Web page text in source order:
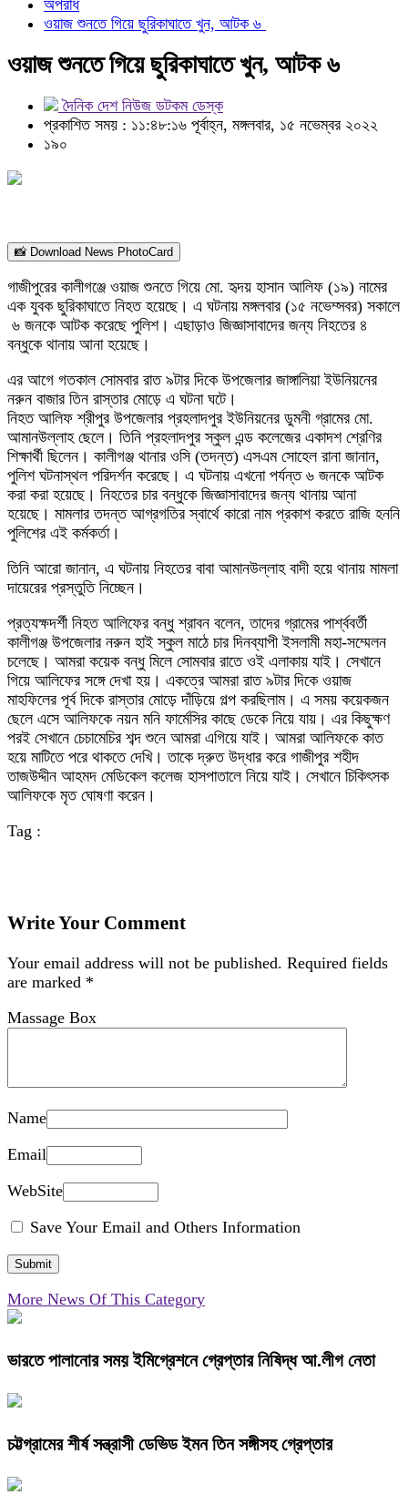
অপরাধ
ওয়াজ শুনতে গিয়ে ছুরিকাঘাতে খুন, আটক ৬
ওয়াজ শুনতে গিয়ে ছুরিকাঘাতে খুন, আটক ৬
দৈনিক দেশ নিউজ ডটকম ডেস্ক
প্রকাশিত সময় : ১১:৪৮:১৬ পূর্বাহ্ন, মঙ্গলবার, ১৫ নভেম্বর ২০২২
১৯০
📸 Download News PhotoCard
গাজীপুরের কালীগঞ্জে ওয়াজ শুনতে গিয়ে মো. হৃদয় হাসান আলিফ (১৯) নামের
এক যুবক ছুরিকাঘাতে নিহত হয়েছে। এ ঘটনায় মঙ্গলবার (১৫ নভেম্সবর) সকালে
৬ জনকে আটক করেছে পুলিশ। এছাড়াও জিজ্ঞাসাবাদের জন্য নিহতের ৪
বন্ধুকে থানায় আনা হয়েছে।
এর আগে গতকাল সোমবার রাত ৯টার দিকে উপজেলার জাঙ্গালিয়া ইউনিয়নের
নরুন বাজার তিন রাস্তার মোড়ে এ ঘটনা ঘটে।
নিহত আলিফ শ্রীপুর উপজেলার প্রহলাদপুর ইউনিয়নের ডুমনী গ্রামের মো.
আমানউল্লাহ ছেলে। তিনি প্রহলাদপুর স্কুল এন্ড কলেজের একাদশ শ্রেণির
শিক্ষার্থী ছিলেন। কালীগঞ্জ থানার ওসি (তদন্ত) এসএম সোহেল রানা জানান,
পুলিশ ঘটনাস্থল পরিদর্শন করেছে। এ ঘটনায় এখনো পর্যন্ত ৬ জনকে আটক
করা করা হয়েছে। নিহতের চার বন্ধুকে জিজ্ঞাসাবাদের জন্য থানায় আনা
হয়েছে। মামলার তদন্ত আগ্রগতির স্বার্থে কারো নাম প্রকাশ করতে রাজি হননি
পুলিশের এই কর্মকর্তা।
তিনি আরো জানান, এ ঘটনায় নিহতের বাবা আমানউল্লাহ বাদী হয়ে থানায় মামলা
দায়েরের প্রস্তুতি নিচ্ছেন।
প্রত্যক্ষদর্শী নিহত আলিফের বন্ধু শ্রাবন বলেন, তাদের গ্রামের পার্শ্ববর্তী
কালীগঞ্জ উপজেলার নরুন হাই স্কুল মাঠে চার দিনব্যাপী ইসলামী মহা-সম্মেলন
চলেছে। আমরা কয়েক বন্ধু মিলে সোমবার রাতে ওই এলাকায় যাই। সেখানে
গিয়ে আলিফের সঙ্গে দেখা হয়। একত্রে আমরা রাত ৯টার দিকে ওয়াজ
মাহফিলের পূর্ব দিকে রাস্তার মোড়ে দাঁড়িয়ে গল্প করছিলাম। এ সময় কয়েকজন
ছেলে এসে আলিফকে নয়ন মনি ফার্মেসির কাছে ডেকে নিয়ে যায়। এর কিছুক্ষণ
পরই সেখানে চেচামেচির শব্দ শুনে আমরা এগিয়ে যাই। আমরা আলিফকে কাত
হয়ে মাটিতে পরে থাকতে দেখি। তাকে দ্রুত উদ্ধার করে গাজীপুর শহীদ
তাজউদ্দীন আহমদ মেডিকেল কলেজ হাসপাতালে নিয়ে যাই। সেখানে চিকিৎসক
আলিফকে মৃত ঘোষণা করেন।
Tag :
Write Your Comment
Your email address will not be published. Required fields
are marked *
Massage Box
Name
Email
WebSite
Save Your Email and Others Information
More News Of This Category
ভারতে পালানোর সময় ইমিগ্রেশনে গ্রেপ্তার নিষিদ্ধ আ.লীগ নেতা
চট্টগ্রামের শীর্ষ সন্ত্রাসী ডেভিড ইমন তিন সঙ্গীসহ গ্রেপ্তার